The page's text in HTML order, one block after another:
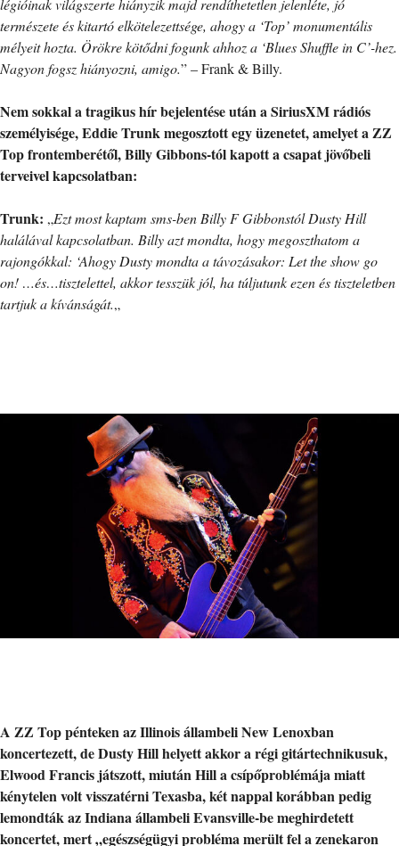
légióinak világszerte hiányzik majd rendíthetetlen jelenléte, jó
természete és kitartó elkötelezettsége, ahogy a ‘Top’ monumentális
mélyeit hozta. Örökre kötődni fogunk ahhoz a ‘Blues Shuffle in C’-hez.
Nagyon fogsz hiányozni, amigo.” – Frank & Billy.
Nem sokkal a tragikus hír bejelentése után a SiriusXM rádiós
személyisége, Eddie Trunk megosztott egy üzenetet, amelyet a ZZ
Top frontemberétől, Billy Gibbons-tól kapott a csapat jövőbeli
terveivel kapcsolatban:
Trunk: „Ezt most kaptam sms-ben Billy F Gibbonstól Dusty Hill
halálával kapcsolatban. Billy azt mondta, hogy megoszthatom a
rajongókkal: ‘Ahogy Dusty mondta a távozásakor: Let the show go
on! …és…tisztelettel, akkor tesszük jól, ha túljutunk ezen és tiszteletben
tartjuk a kívánságát.„
A ZZ Top pénteken az Illinois állambeli New Lenoxban
koncertezett, de Dusty Hill helyett akkor a régi gitártechnikusuk,
Elwood Francis játszott, miután Hill a csípőproblémája miatt
kénytelen volt visszatérni Texasba, két nappal korábban pedig
lemondták az Indiana állambeli Evansville-be meghirdetett
koncertet, mert „egészségügyi probléma merült fel a zenekaron